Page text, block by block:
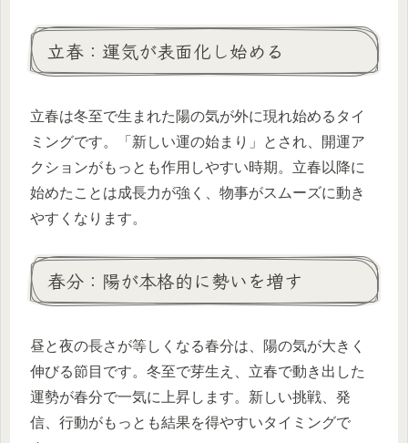
立春：運気が表面化し始める
立春は冬至で生まれた陽の気が外に現れ始めるタイ
ミングです。「新しい運の始まり」とされ、開運ア
クションがもっとも作用しやすい時期。立春以降に
始めたことは成長力が強く、物事がスムーズに動き
やすくなります。
春分：陽が本格的に勢いを増す
昼と夜の長さが等しくなる春分は、陽の気が大きく
伸びる節目です。冬至で芽生え、立春で動き出した
運勢が春分で一気に上昇します。新しい挑戦、発
信、行動がもっとも結果を得やすいタイミングで